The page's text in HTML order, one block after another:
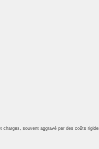
charges, souvent aggravé par des coûts